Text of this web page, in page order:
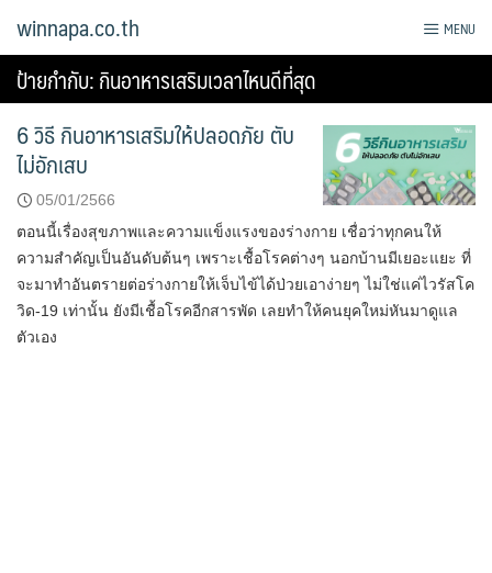
winnapa.co.th MENU
ป้ายกำกับ:กินอาหารเสริมเวลาไหนดีที่สุด
6 วิธี กินอาหารเสริมให้ปลอดภัย ตับ
ไม่อักเสบ
05/01/2566
ตอนนี้เรื่องสุขภาพและความแข็งแรงของร่างกาย เชื่อว่าทุกคนให้
ความสำคัญเป็นอันดับต้นๆ เพราะเชื้อโรคต่างๆ นอกบ้านมีเยอะแยะ ที่
จะมาทำอันตรายต่อร่างกายให้เจ็บไข้ได้ป่วยเอาง่ายๆ ไม่ใช่แค่ไวรัสโค
วิด-19 เท่านั้น ยังมีเชื้อโรคอีกสารพัด เลยทำให้คนยุคใหม่หันมาดูแล
ตัวเอง